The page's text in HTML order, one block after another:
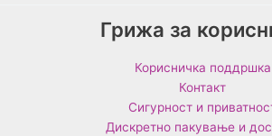
Грижа за
Корисничка поддршка
Контакт
Сигурност и
Дискретно пакување и